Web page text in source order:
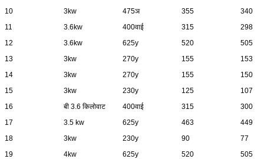
10
3kw 475ञ 355
340
11
3.6kw 400वाई 315
298
12
3.6kw 625y 520
505
13
3kw 270y 155
153
14
3kw 270y 155
150
15
3kw 230y 125
107
16
बी 3.6 किलोवाट 400वाई 315
300
17
3.5 kw 625y 463
449
18
3kw 230y 90
77
19
4kw 625y 520
505